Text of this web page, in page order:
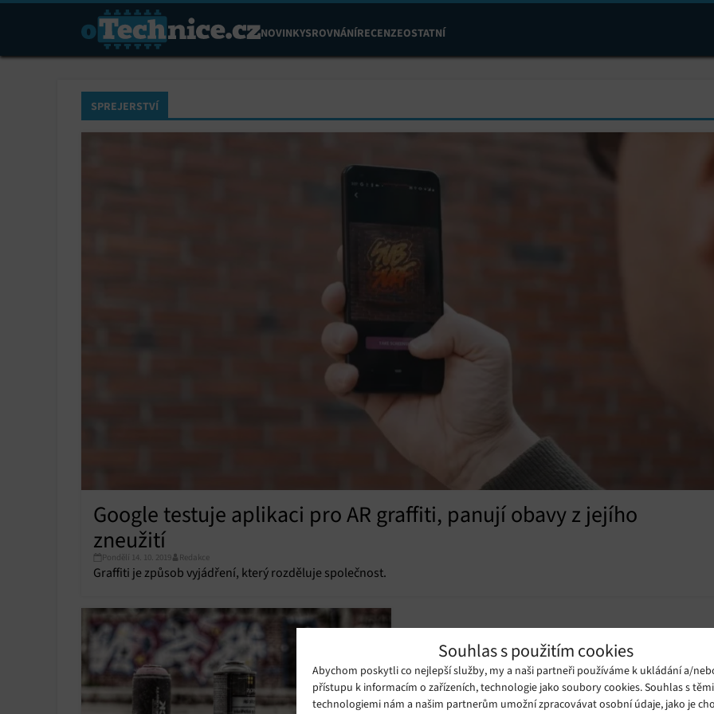
Souhlas s použitím cookies
Abychom poskytli co nejlepší služby, my a naši partneři používáme k ukládání a/
přístupu k informacím o zařízeních, technologie jako soubory cookies. Souhlas s
technologiemi nám a našim partnerům umožní zpracovávat osobní údaje, jako je
NOVINKYSROVNÁNÍRECENZEOSTATNÍ
SPREJERSTVÍ
Google testuje aplikaci pro AR graffiti, panují obavy z jejího
zneužití
Pondělí 14. 10. 2019 Redakce
Graffiti je způsob vyjádření, který rozděluje společnost.